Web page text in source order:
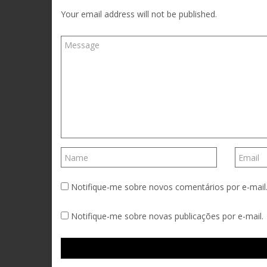
Your email address will not be published.
Notifique-me sobre novos comentários por e-mail.
Notifique-me sobre novas publicações por e-mail.